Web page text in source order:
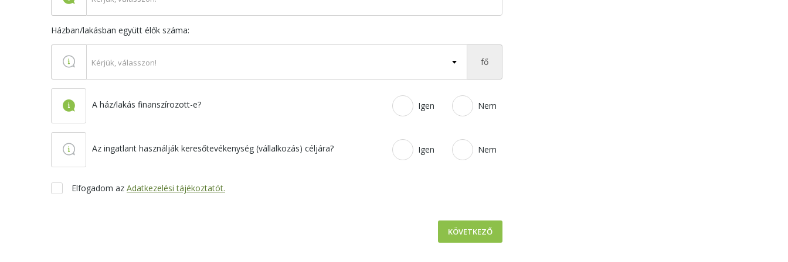
Házban/lakásban együtt élők száma:
Kérjük, válasszon! fő
A ház/lakás finanszírozott-e? Igen Nem
Az ingatlant használják keresőtevékenység (vállalkozás) céljára? Igen Nem
Elfogadom az Adatkezelési tájékoztatót.
KÖVETKEZŐ